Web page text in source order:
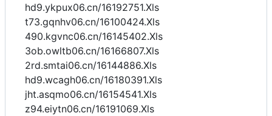
hd9.ykpux06.cn/16192751.Xls
t73.gqnhv06.cn/16100424.Xls
490.kgvnc06.cn/16145402.Xls
3ob.owltb06.cn/16166807.Xls
2rd.smtai06.cn/16144886.Xls
hd9.wcagh06.cn/16180391.Xls
jht.asqmo06.cn/16154541.Xls
z94.eiytn06.cn/16191069.Xls